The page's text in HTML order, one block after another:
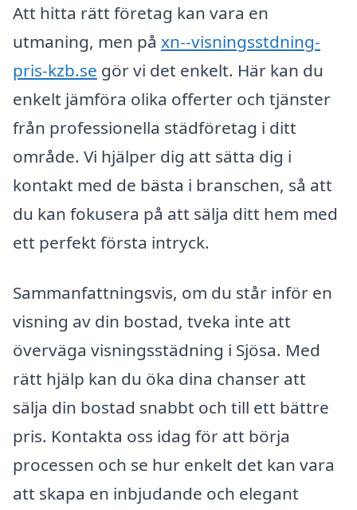
Att hitta rätt företag kan vara en
utmaning, men på xn--visningsstdning-
pris-kzb.se gör vi det enkelt. Här kan du
enkelt jämföra olika offerter och tjänster
från professionella städföretag i ditt
område. Vi hjälper dig att sätta dig i
kontakt med de bästa i branschen, så att
du kan fokusera på att sälja ditt hem med
ett perfekt första intryck.
Sammanfattningsvis, om du står inför en
visning av din bostad, tveka inte att
överväga visningsstädning i Sjösa. Med
rätt hjälp kan du öka dina chanser att
sälja din bostad snabbt och till ett bättre
pris. Kontakta oss idag för att börja
processen och se hur enkelt det kan vara
att skapa en inbjudande och elegant